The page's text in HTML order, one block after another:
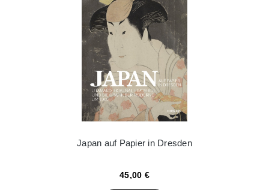
Japan auf Papier in Dresden
45,00 €